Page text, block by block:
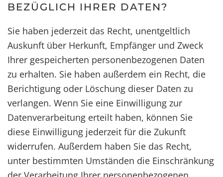
BEZÜGLICH IHRER DATEN?
Sie haben jederzeit das Recht, unentgeltlich
Auskunft über Herkunft, Empfänger und Zweck
Ihrer gespeicherten personenbezogenen Daten
zu erhalten. Sie haben außerdem ein Recht, die
Berichtigung oder Löschung dieser Daten zu
verlangen. Wenn Sie eine Einwilligung zur
Datenverarbeitung erteilt haben, können Sie
diese Einwilligung jederzeit für die Zukunft
widerrufen. Außerdem haben Sie das Recht,
unter bestimmten Umständen die Einschränkung